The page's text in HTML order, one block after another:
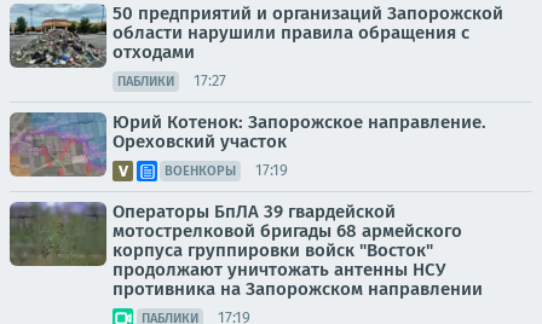
50 предприятий и организаций Запорожской
области нарушили правила обращения с
отходами
ПАБЛИКИ 17:27
Юрий Котенок: Запорожское направление.
Ореховский участок
ВОЕНКОРЫ 17:19
Операторы БпЛА 39 гвардейской
мотострелковой бригады 68 армейского
корпуса группировки войск "Восток"
продолжают уничтожать антенны НСУ
противника на Запорожском направлении
ПАБЛИКИ 17:19